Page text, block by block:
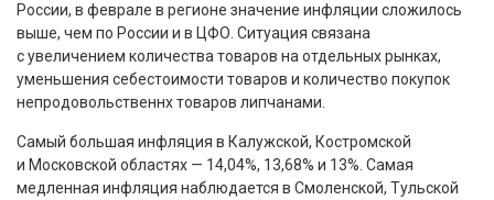
России, в феврале в регионе значение инфляции сложилось
выше, чем по России и в ЦФО. Ситуация связана
с увеличением количества товаров на отдельных рынках,
уменьшения себестоимости товаров и количество покупок
непродовольственнх товаров липчанами.
Самый большая инфляция в Калужской, Костромской
и Московской областях — 14,04%, 13,68% и 13%. Самая
медленная инфляция наблюдается в Смоленской, Тульской